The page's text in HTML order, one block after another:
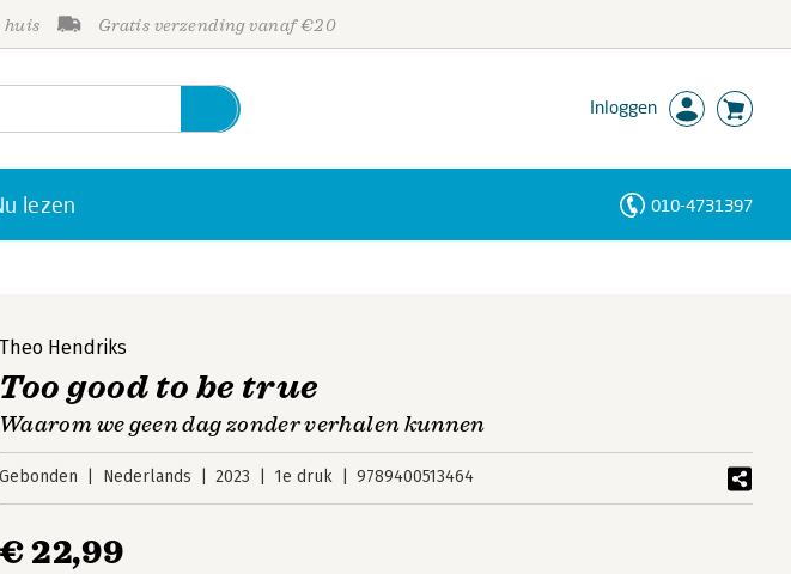
huis Gratis verzending vanaf €20
Inloggen
lezen 010-4731397
Theo Hendriks
Too good to be true
Waarom we geen dag zonder verhalen kunnen
Gebonden Nederlands 2023 1e druk 9789400513464
€ 22,99
Personen